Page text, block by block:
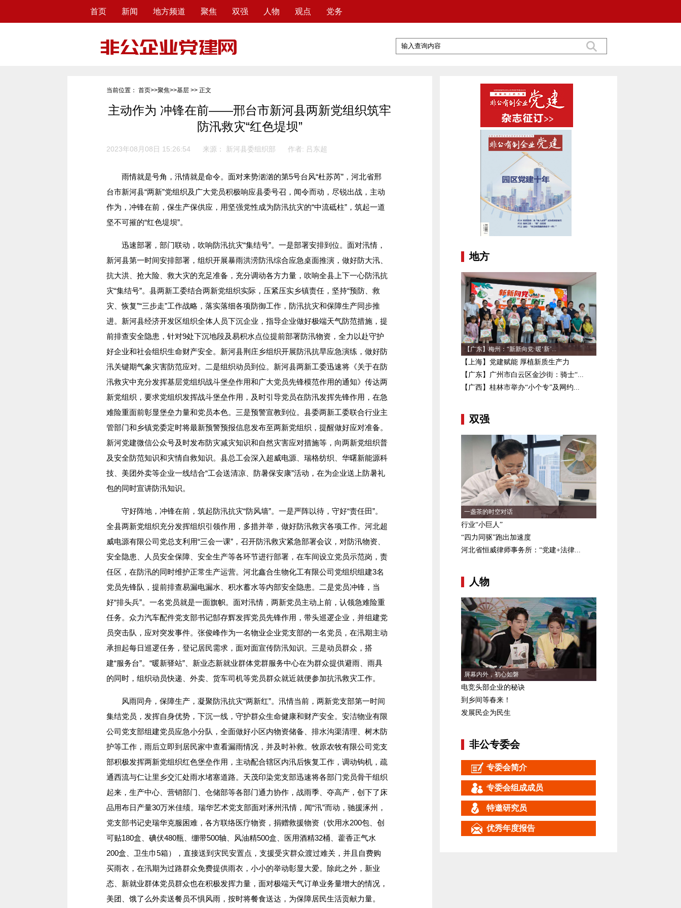
首页 新闻 地方频道 聚焦 双强 人物 观点 党务
当前位置： 首页>>聚焦>>基层 >> 正文
主动作为 冲锋在前——邢台市新河县两新党组织筑牢
防汛救灾“红色堤坝”
2023年08月08日 15:26:54 来源： 新河县委组织部 作者: 吕东超
雨情就是号角，汛情就是命令。面对来势汹汹的第5号台风“杜苏芮”，河北省邢
台市新河县“两新”党组织及广大党员积极响应县委号召，闻令而动，尽锐出战，主动
作为，冲锋在前，保生产保供应，用坚强党性成为防汛抗灾的“中流砥柱”，筑起一道
坚不可摧的“红色堤坝”。
迅速部署，部门联动，吹响防汛抗灾“集结号”。一是部署安排到位。面对汛情，
新河县第一时间安排部署，组织开展暴雨洪涝防汛综合应急桌面推演，做好防大汛、
抗大洪、抢大险、救大灾的充足准备，充分调动各方力量，吹响全县上下一心防汛抗
灾“集结号”。县两新工委结合两新党组织实际，压紧压实乡镇责任，坚持“预防、救
灾、恢复”“三步走”工作战略，落实落细各项防御工作，防汛抗灾和保障生产同步推
进。新河县经济开发区组织全体人员下沉企业，指导企业做好极端天气防范措施，提
前排查安全隐患，针对9处下沉地段及易积水点位提前部署防汛物资，全力以赴守护
好企业和社会组织生命财产安全。新河县荆庄乡组织开展防汛抗旱应急演练，做好防
汛关键期气象灾害防范应对。二是组织动员到位。新河县两新工委迅速将《关于在防
汛救灾中充分发挥基层党组织战斗堡垒作用和广大党员先锋模范作用的通知》传达两
新党组织，要求党组织发挥战斗堡垒作用，及时引导党员在防汛发挥先锋作用，在急
难险重面前彰显堡垒力量和党员本色。三是预警宣教到位。县委两新工委联合行业主
管部门和乡镇党委定时将最新预警预报信息发布至两新党组织，提醒做好应对准备。
新河党建微信公众号及时发布防灾减灾知识和自然灾害应对措施等，向两新党组织普
及安全防范知识和灾情自救知识。县总工会深入超威电源、瑞格纺织、华曙新能源科
技、美团外卖等企业一线结合“工会送清凉、防暑保安康”活动，在为企业送上防暑礼
包的同时宣讲防汛知识。
守好阵地，冲锋在前，筑起防汛抗灾“防风墙”。一是严阵以待，守好“责任田”。
全县两新党组织充分发挥组织引领作用，多措并举，做好防汛救灾各项工作。河北超
威电源有限公司党总支利用“三会一课”，召开防汛救灾紧急部署会议，对防汛物资、
安全隐患、人员安全保障、安全生产等各环节进行部署，在车间设立党员示范岗，责
任区，在防汛的同时维护正常生产运营。河北鑫合生物化工有限公司党组织组建3名
党员先锋队，提前排查易漏电漏水、积水蓄水等内部安全隐患。二是党员冲锋，当
好“排头兵”。一名党员就是一面旗帜。面对汛情，两新党员主动上前，认领急难险重
任务。众力汽车配件党支部书记郜存辉发挥党员先锋作用，带头巡逻企业，并组建党
员突击队，应对突发事件。张俊峰作为一名物业企业党支部的一名党员，在汛期主动
承担起每日巡逻任务，登记居民需求，面对面宣传防汛知识。三是动员群众，搭
建“服务台”。“暖新驿站”、新业态新就业群体党群服务中心在为群众提供避雨、雨具
的同时，组织动员快递、外卖、货车司机等党员群众就近就便参加抗汛救灾工作。
风雨同舟，保障生产，凝聚防汛抗灾“两新红”。汛情当前，两新党支部第一时间
集结党员，发挥自身优势，下沉一线，守护群众生命健康和财产安全。安洁物业有限
公司党支部组建党员应急小分队，全面做好小区内物资储备、排水沟渠清理、树木防
护等工作，雨后立即到居民家中查看漏雨情况，并及时补救。牧原农牧有限公司党支
部积极发挥两新党组织红色堡垒作用，主动配合辖区内汛后恢复工作，调动钩机，疏
通西流与仁让里乡交汇处雨水堵塞道路。天茂印染党支部迅速将各部门党员骨干组织
起来，生产中心、营销部门、仓储部等各部门通力协作，战雨季、夺高产，创下了床
品用布日产量30万米佳绩。瑞华艺术党支部面对涿州汛情，闻“汛”而动，驰援涿州，
党支部书记史瑞华克服困难，各方联络医疗物资，捐赠救援物资（饮用水200包、创
可贴180盒、碘伏480瓶、绷带500轴、风油精500盒、医用酒精32桶、藿香正气水
200盒、卫生巾5箱），直接送到灾民安置点，支援受灾群众渡过难关，并且自费购
买雨衣，在汛期为过路群众免费提供雨衣，小小的举动彰显大爱。除此之外，新业
态、新就业群体党员群众也在积极发挥力量，面对极端天气订单业务量增大的情况，
美团、饿了么外卖送餐员不惧风雨，按时将餐食送达，为保障居民生活贡献力量。
地方
【广东】梅州：“新新向党·暖‘新’...
【上海】党建赋能 厚植新质生产力
【广东】广州市白云区金沙街：骑士“...
【广西】桂林市举办“小个专”及网约...
双强
一盏茶的时空对话
行业“小巨人”
“四力同驱”跑出加速度
河北省恒威律师事务所：“党建+法律...
人物
屏幕内外，初心如磐
电竞头部企业的秘诀
到乡间等春来！
发展民企为民生
非公专委会
专委会简介
专委会组成成员
特邀研究员
优秀年度报告